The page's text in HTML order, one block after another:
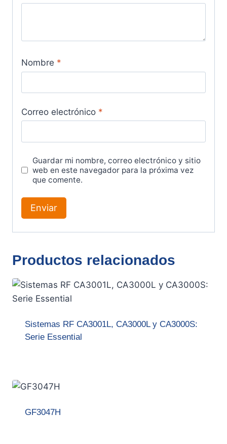
Nombre *
Correo electrónico *
Guardar mi nombre, correo electrónico y sitio
web en este navegador para la próxima vez
que comente.
Productos relacionados
Sistemas RF CA3001L, CA3000L y CA3000S:
Serie Essential
GF3047H